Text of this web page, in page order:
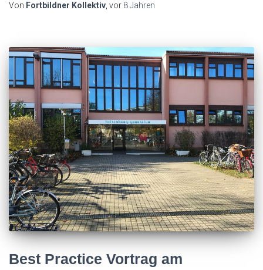
Von Fortbildner Kollektiv , vor 8 Jahren
Best Practice Vortrag am